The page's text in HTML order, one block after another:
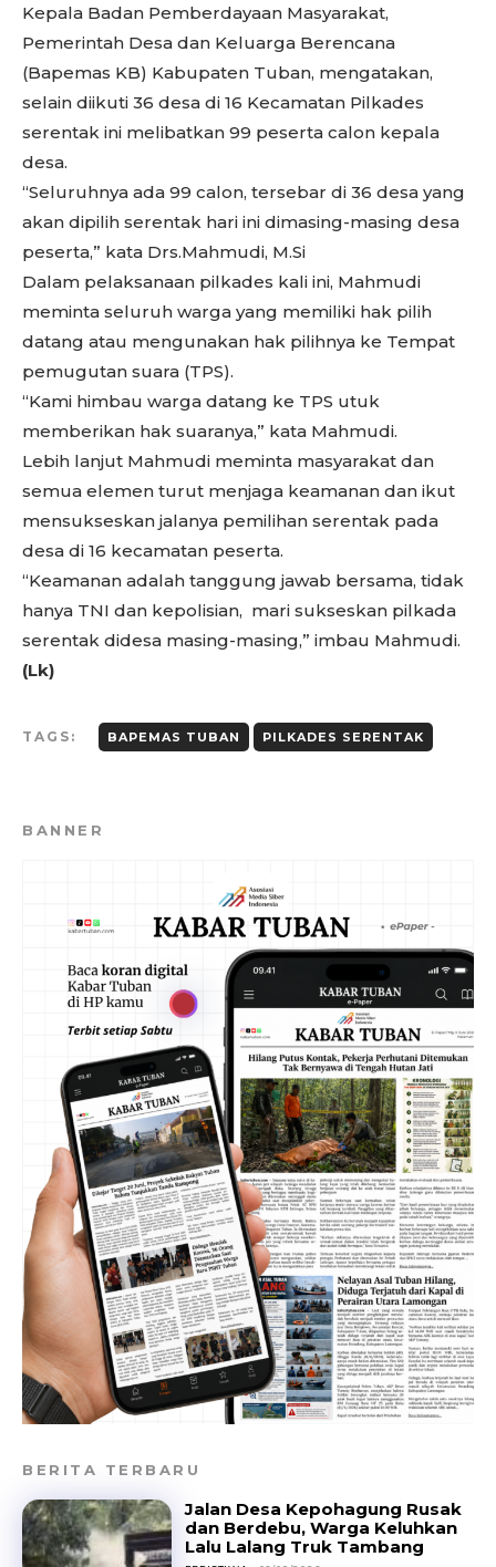
Kepala Badan Pemberdayaan Masyarakat,
Pemerintah Desa dan Keluarga Berencana
(Bapemas KB) Kabupaten Tuban, mengatakan,
selain diikuti 36 desa di 16 Kecamatan Pilkades
serentak ini melibatkan 99 peserta calon kepala
desa.
“Seluruhnya ada 99 calon, tersebar di 36 desa yang
akan dipilih serentak hari ini dimasing-masing desa
peserta,” kata Drs.Mahmudi, M.Si
Dalam pelaksanaan pilkades kali ini, Mahmudi
meminta seluruh warga yang memiliki hak pilih
datang atau mengunakan hak pilihnya ke Tempat
pemugutan suara (TPS).
“Kami himbau warga datang ke TPS utuk
memberikan hak suaranya,” kata Mahmudi.
Lebih lanjut Mahmudi meminta masyarakat dan
semua elemen turut menjaga keamanan dan ikut
mensukseskan jalanya pemilihan serentak pada
desa di 16 kecamatan peserta.
“Keamanan adalah tanggung jawab bersama, tidak
hanya TNI dan kepolisian, mari sukseskan pilkada
serentak didesa masing-masing,” imbau Mahmudi.
(Lk)
TAGS: BAPEMAS TUBAN PILKADES SERENTAK
BANNER
BERITA TERBARU
Jalan Desa Kepohagung Rusak
dan Berdebu, Warga Keluhkan
Lalu Lalang Truk Tambang